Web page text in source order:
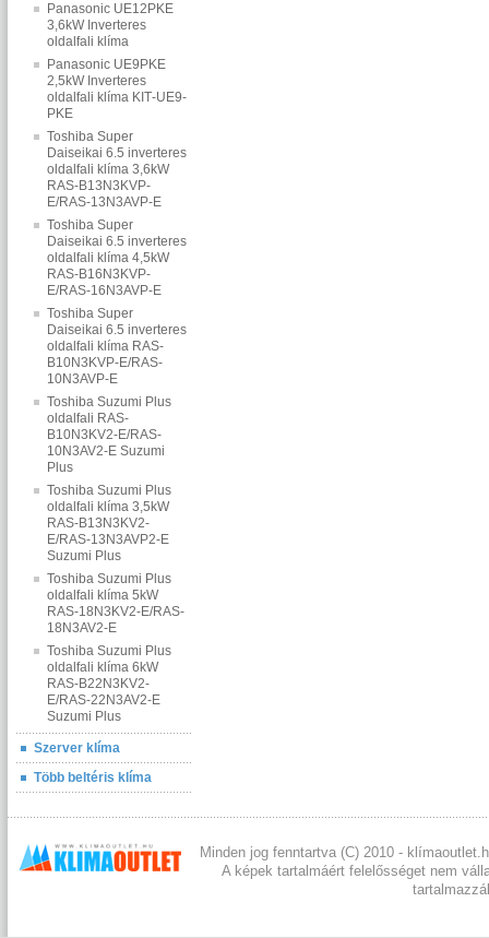
Panasonic UE12PKE
3,6kW Inverteres
oldalfali klíma
Panasonic UE9PKE
2,5kW Inverteres
oldalfali klíma KIT‐UE9‐
PKE
Toshiba Super
Daiseikai 6.5 inverteres
oldalfali klíma 3,6kW
RAS-B13N3KVP-
E/RAS-13N3AVP-E
Toshiba Super
Daiseikai 6.5 inverteres
oldalfali klíma 4,5kW
RAS-B16N3KVP-
E/RAS-16N3AVP-E
Toshiba Super
Daiseikai 6.5 inverteres
oldalfali klíma RAS-
B10N3KVP-E/RAS-
10N3AVP-E
Toshiba Suzumi Plus
oldalfali RAS-
B10N3KV2-E/RAS-
10N3AV2-E Suzumi
Plus
Toshiba Suzumi Plus
oldalfali klíma 3,5kW
RAS-B13N3KV2-
E/RAS-13N3AVP2-E
Suzumi Plus
Toshiba Suzumi Plus
oldalfali klíma 5kW
RAS-18N3KV2-E/RAS-
18N3AV2-E
Toshiba Suzumi Plus
oldalfali klíma 6kW
RAS-B22N3KV2-
E/RAS-22N3AV2-E
Suzumi Plus
Szerver klíma
Több beltéris klíma
Minden jog fenntartva (C) 2010 -
A képek tartalmáért felelősséget nem